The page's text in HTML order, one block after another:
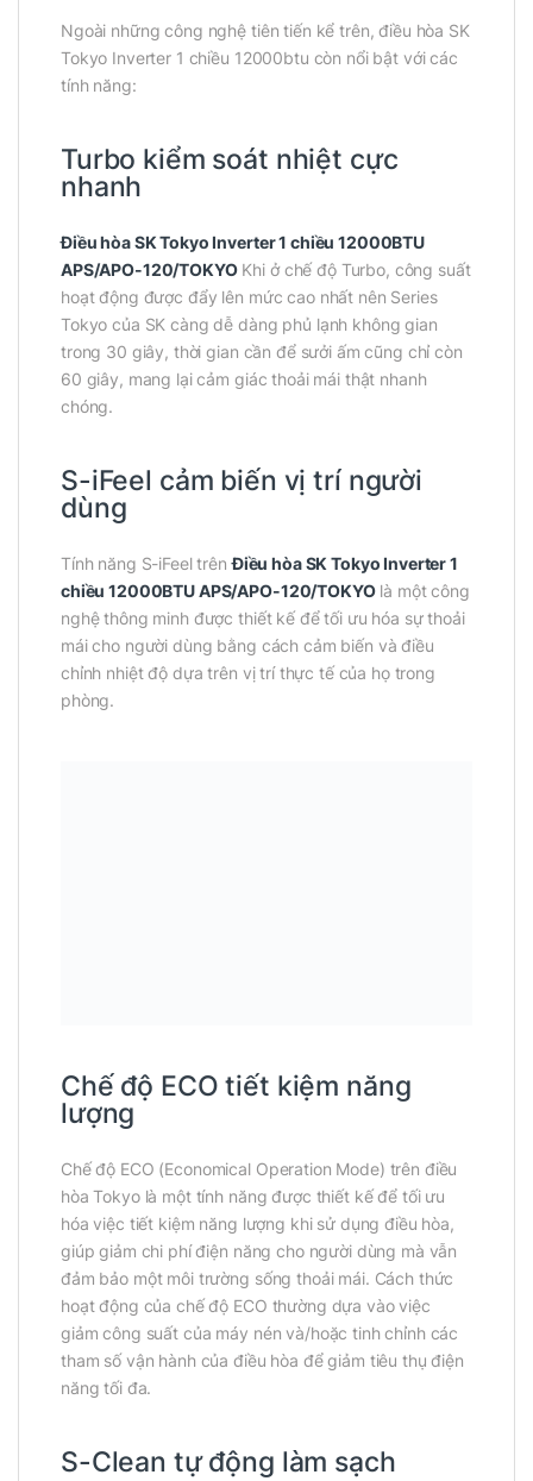
Ngoài những công nghệ tiên tiến kể trên, điều hòa SK
Tokyo Inverter 1 chiều 12000btu còn nổi bật với các
tính năng:
Turbo kiểm soát nhiệt cực
nhanh
Điều hòa SK Tokyo Inverter 1 chiều 12000BTU
APS/APO-120/TOKYOKhi ở chế độ Turbo, công suất
hoạt động được đẩy lên mức cao nhất nên Series
Tokyo của SK càng dễ dàng phủ lạnh không gian
trong 30 giây, thời gian cần để sưởi ấm cũng chỉ còn
60 giây, mang lại cảm giác thoải mái thật nhanh
chóng.
S-iFeel cảm biến vị trí người
dùng
Tính năng S-iFeel trênĐiều hòa SK Tokyo Inverter 1
chiều 12000BTU APS/APO-120/TOKYOlà một công
nghệ thông minh được thiết kế để tối ưu hóa sự thoải
mái cho người dùng bằng cách cảm biến và điều
chỉnh nhiệt độ dựa trên vị trí thực tế của họ trong
phòng.
Chế độ ECO tiết kiệm năng
lượng
Chế độ ECO (Economical Operation Mode) trên điều
hòa Tokyo là một tính năng được thiết kế để tối ưu
hóa việc tiết kiệm năng lượng khi sử dụng điều hòa,
giúp giảm chi phí điện năng cho người dùng mà vẫn
đảm bảo một môi trường sống thoải mái. Cách thức
hoạt động của chế độ ECO thường dựa vào việc
giảm công suất của máy nén và/hoặc tinh chỉnh các
tham số vận hành của điều hòa để giảm tiêu thụ điện
năng tối đa.
S-Clean tự động làm sạch